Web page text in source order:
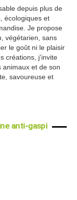
depuis plus de
écologiques et
Je propose
végétarien, sans
le goût ni le plaisir
créations, j’invite
animaux et de son
savoureuse et
anti-gaspi